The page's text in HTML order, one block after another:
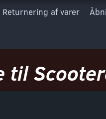
Returnering af varer
til